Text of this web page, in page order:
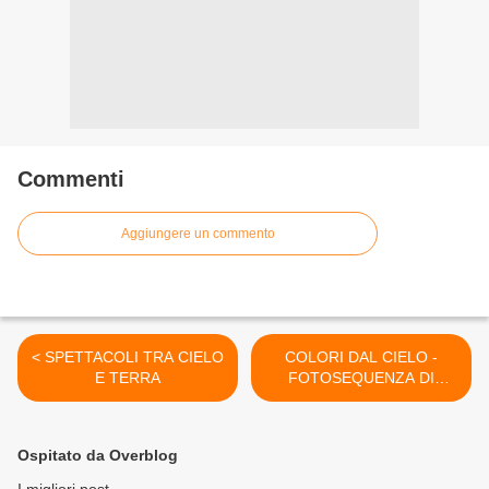
Commenti
Aggiungere un commento
< SPETTACOLI TRA CIELO
E TERRA
COLORI DAL CIELO -
FOTOSEQUENZA DI
UN'ALBA DI FINE AGOSTO
Ospitato da Overblog